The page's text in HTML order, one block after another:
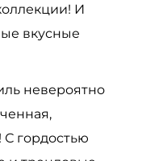
И
вкусные
невероятно
С гордостью